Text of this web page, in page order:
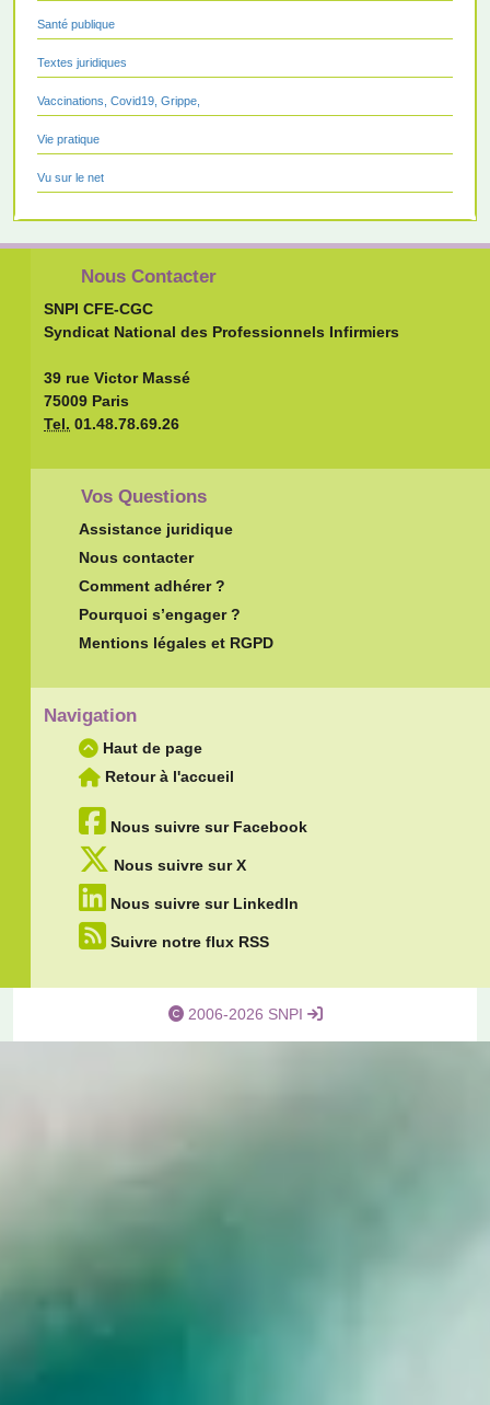
Santé publique
Textes juridiques
Vaccinations, Covid19, Grippe,
Vie pratique
Vu sur le net
Nous Contacter
SNPI CFE-CGC
Syndicat National des Professionnels Infirmiers
39 rue Victor Massé
75009 Paris
Tel. 01.48.78.69.26
Vos Questions
Assistance juridique
Nous contacter
Comment adhérer ?
Pourquoi s’engager ?
Mentions légales et RGPD
Navigation
Haut de page
Retour à l'accueil
Nous suivre sur Facebook
Nous suivre sur X
Nous suivre sur LinkedIn
Suivre notre flux RSS
2006-2026 SNPI